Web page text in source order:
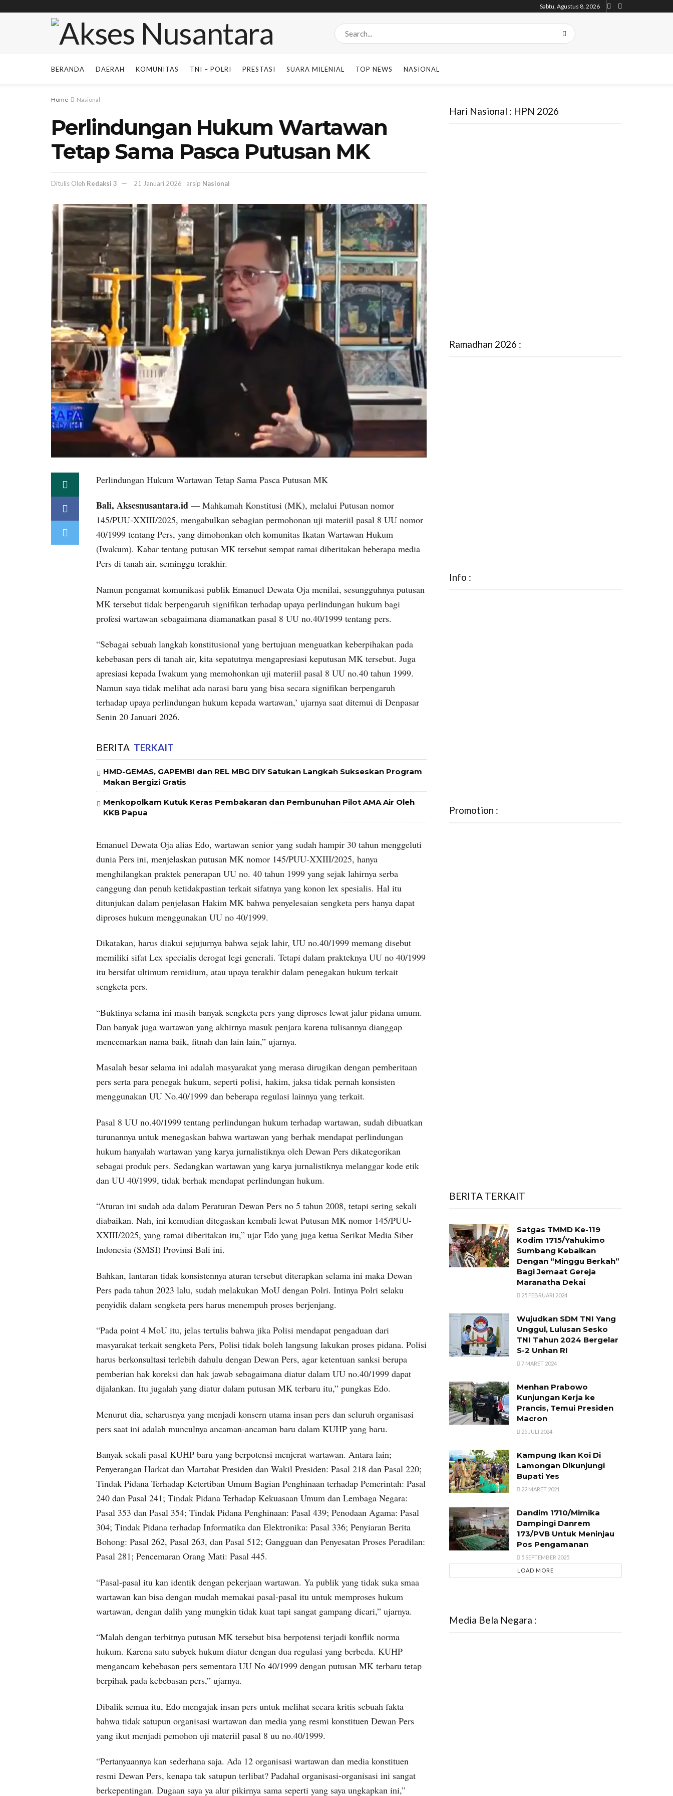
Sabtu, Agustus 8, 2026
BERANDA DAERAH KOMUNITAS TNI – POLRI PRESTASI SUARA MILENIAL TOP NEWS NASIONAL
Home Nasional
Perlindungan Hukum Wartawan
Tetap Sama Pasca Putusan MK
Ditulis Oleh Redaksi 3 21 Januari 2026 arsip Nasional
Perlindungan Hukum Wartawan Tetap Sama Pasca Putusan MK
Bali, Aksesnusantara.id — Mahkamah Konstitusi (MK), melalui Putusan nomor
145/PUU-XXIII/2025, mengabulkan sebagian permohonan uji materiil pasal 8 UU nomor
40/1999 tentang Pers, yang dimohonkan oleh komunitas Ikatan Wartawan Hukum
(Iwakum). Kabar tentang putusan MK tersebut sempat ramai diberitakan beberapa media
Pers di tanah air, seminggu terakhir.
Namun pengamat komunikasi publik Emanuel Dewata Oja menilai, sesungguhnya putusan
MK tersebut tidak berpengaruh signifikan terhadap upaya perlindungan hukum bagi
profesi wartawan sebagaimana diamanatkan pasal 8 UU no.40/1999 tentang pers.
“Sebagai sebuah langkah konstitusional yang bertujuan menguatkan keberpihakan pada
kebebasan pers di tanah air, kita sepatutnya mengapresiasi keputusan MK tersebut. Juga
apresiasi kepada Iwakum yang memohonkan uji materiil pasal 8 UU no.40 tahun 1999.
Namun saya tidak melihat ada narasi baru yang bisa secara signifikan berpengaruh
terhadap upaya perlindungan hukum kepada wartawan,’ ujarnya saat ditemui di Denpasar
Senin 20 Januari 2026.
BERITA TERKAIT
HMD-GEMAS, GAPEMBI dan REL MBG DIY Satukan Langkah Sukseskan Program
Makan Bergizi Gratis
Menkopolkam Kutuk Keras Pembakaran dan Pembunuhan Pilot AMA Air Oleh
KKB Papua
Emanuel Dewata Oja alias Edo, wartawan senior yang sudah hampir 30 tahun menggeluti
dunia Pers ini, menjelaskan putusan MK nomor 145/PUU-XXIII/2025, hanya
menghilangkan praktek penerapan UU no. 40 tahun 1999 yang sejak lahirnya serba
canggung dan penuh ketidakpastian terkait sifatnya yang konon lex spesialis. Hal itu
ditunjukan dalam penjelasan Hakim MK bahwa penyelesaian sengketa pers hanya dapat
diproses hukum menggunakan UU no 40/1999.
Dikatakan, harus diakui sejujurnya bahwa sejak lahir, UU no.40/1999 memang disebut
memiliki sifat Lex specialis derogat legi generali. Tetapi dalam prakteknya UU no 40/1999
itu bersifat ultimum remidium, atau upaya terakhir dalam penegakan hukum terkait
sengketa pers.
“Buktinya selama ini masih banyak sengketa pers yang diproses lewat jalur pidana umum.
Dan banyak juga wartawan yang akhirnya masuk penjara karena tulisannya dianggap
mencemarkan nama baik, fitnah dan lain lain,” ujarnya.
Masalah besar selama ini adalah masyarakat yang merasa dirugikan dengan pemberitaan
pers serta para penegak hukum, seperti polisi, hakim, jaksa tidak pernah konsisten
menggunakan UU No.40/1999 dan beberapa regulasi lainnya yang terkait.
Pasal 8 UU no.40/1999 tentang perlindungan hukum terhadap wartawan, sudah dibuatkan
turunannya untuk menegaskan bahwa wartawan yang berhak mendapat perlindungan
hukum hanyalah wartawan yang karya jurnalistiknya oleh Dewan Pers dikategorikan
sebagai produk pers. Sedangkan wartawan yang karya jurnalistiknya melanggar kode etik
dan UU 40/1999, tidak berhak mendapat perlindungan hukum.
“Aturan ini sudah ada dalam Peraturan Dewan Pers no 5 tahun 2008, tetapi sering sekali
diabaikan. Nah, ini kemudian ditegaskan kembali lewat Putusan MK nomor 145/PUU-
XXIII/2025, yang ramai diberitakan itu,” ujar Edo yang juga ketua Serikat Media Siber
Indonesia (SMSI) Provinsi Bali ini.
Bahkan, lantaran tidak konsistennya aturan tersebut diterapkan selama ini maka Dewan
Pers pada tahun 2023 lalu, sudah melakukan MoU dengan Polri. Intinya Polri selaku
penyidik dalam sengketa pers harus menempuh proses berjenjang.
“Pada point 4 MoU itu, jelas tertulis bahwa jika Polisi mendapat pengaduan dari
masyarakat terkait sengketa Pers, Polisi tidak boleh langsung lakukan proses pidana. Polisi
harus berkonsultasi terlebih dahulu dengan Dewan Pers, agar ketentuan sanksi berupa
pemberian hak koreksi dan hak jawab sebagaimana diatur dalam UU no.40/1999 dapat
dijalankan. Itu jugalah yang diatur dalam putusan MK terbaru itu,” pungkas Edo.
Menurut dia, seharusnya yang menjadi konsern utama insan pers dan seluruh organisasi
pers saat ini adalah munculnya ancaman-ancaman baru dalam KUHP yang baru.
Banyak sekali pasal KUHP baru yang berpotensi menjerat wartawan. Antara lain;
Penyerangan Harkat dan Martabat Presiden dan Wakil Presiden: Pasal 218 dan Pasal 220;
Tindak Pidana Terhadap Ketertiban Umum Bagian Penghinaan terhadap Pemerintah: Pasal
240 dan Pasal 241; Tindak Pidana Terhadap Kekuasaan Umum dan Lembaga Negara:
Pasal 353 dan Pasal 354; Tindak Pidana Penghinaan: Pasal 439; Penodaan Agama: Pasal
304; Tindak Pidana terhadap Informatika dan Elektronika: Pasal 336; Penyiaran Berita
Bohong: Pasal 262, Pasal 263, dan Pasal 512; Gangguan dan Penyesatan Proses Peradilan:
Pasal 281; Pencemaran Orang Mati: Pasal 445.
“Pasal-pasal itu kan identik dengan pekerjaan wartawan. Ya publik yang tidak suka smaa
wartawan kan bisa dengan mudah memakai pasal-pasal itu untuk memproses hukum
wartawan, dengan dalih yang mungkin tidak kuat tapi sangat gampang dicari,” ujarnya.
“Malah dengan terbitnya putusan MK tersebut bisa berpotensi terjadi konflik norma
hukum. Karena satu subyek hukum diatur dengan dua regulasi yang berbeda. KUHP
mengancam kebebasan pers sementara UU No 40/1999 dengan putusan MK terbaru tetap
berpihak pada kebebasan pers,” ujarnya.
Dibalik semua itu, Edo mengajak insan pers untuk melihat secara kritis sebuah fakta
bahwa tidak satupun organisasi wartawan dan media yang resmi konstituen Dewan Pers
yang ikut menjadi pemohon uji materiil pasal 8 uu no.40/1999.
“Pertanyaannya kan sederhana saja. Ada 12 organisasi wartawan dan media konstituen
resmi Dewan Pers, kenapa tak satupun terlibat? Padahal organisasi-organisasi ini sangat
berkepentingan. Dugaan saya ya alur pikirnya sama seperti yang saya ungkapkan ini,”
Hari Nasional : HPN 2026
Ramadhan 2026 :
Info :
Promotion :
BERITA TERKAIT
Satgas TMMD Ke-119
Kodim 1715/Yahukimo
Sumbang Kebaikan
Dengan “Minggu Berkah”
Bagi Jemaat Gereja
Maranatha Dekai
25 FEBRUARI 2024
Wujudkan SDM TNI Yang
Unggul, Lulusan Sesko
TNI Tahun 2024 Bergelar
S-2 Unhan RI
7 MARET 2024
Menhan Prabowo
Kunjungan Kerja ke
Prancis, Temui Presiden
Macron
25 JULI 2024
Kampung Ikan Koi Di
Lamongan Dikunjungi
Bupati Yes
22 MARET 2021
Dandim 1710/Mimika
Dampingi Danrem
173/PVB Untuk Meninjau
Pos Pengamanan
5 SEPTEMBER 2025
LOAD MORE
Media Bela Negara :